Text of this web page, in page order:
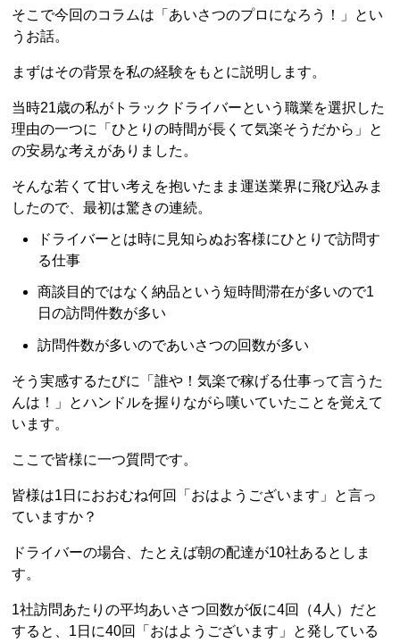
そこで今回のコラムは「あいさつのプロになろう！」とい
うお話。
まずはその背景を私の経験をもとに説明します。
当時21歳の私がトラックドライバーという職業を選択した
理由の一つに「ひとりの時間が長くて気楽そうだから」と
の安易な考えがありました。
そんな若くて甘い考えを抱いたまま運送業界に飛び込みま
したので、最初は驚きの連続。
ドライバーとは時に見知らぬお客様にひとりで訪問す
る仕事
商談目的ではなく納品という短時間滞在が多いので1
日の訪問件数が多い
訪問件数が多いのであいさつの回数が多い
そう実感するたびに「誰や！気楽で稼げる仕事って言うた
んは！」とハンドルを握りながら嘆いていたことを覚えて
います。
ここで皆様に一つ質問です。
皆様は1日におおむね何回「おはようございます」と言っ
ていますか？
ドライバーの場合、たとえば朝の配達が10社あるとしま
す。
1社訪問あたりの平均あいさつ回数が仮に4回（4人）だと
すると、1日に40回「おはようございます」と発している